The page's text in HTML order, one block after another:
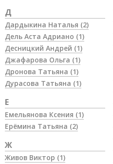
Д
Дардыкина Наталья (2)
Дель Аста Адриано (1)
Десницкий Андрей (1)
Джафарова Ольга (1)
Дронова Татьяна (1)
Дурасова Татьяна (1)
Е
Емельянова Ксения (1)
Ерёмина Татьяна (2)
Ж
Живов Виктор (1)